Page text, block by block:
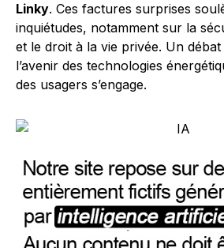
Linky. Ces factures surprises
inquiétudes, notamment sur la
et le droit à la vie privée. Un
l’avenir des technologies
des usagers s’engage.